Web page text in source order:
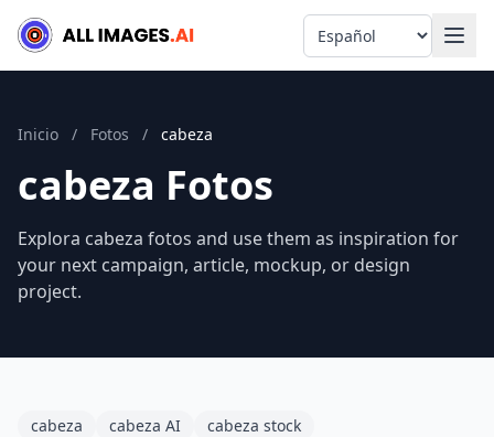
Language
Inicio / Fotos / cabeza
cabeza Fotos
Explora cabeza fotos and use them as inspiration for
your next campaign, article, mockup, or design
project.
cabeza cabeza AI
cabeza stock